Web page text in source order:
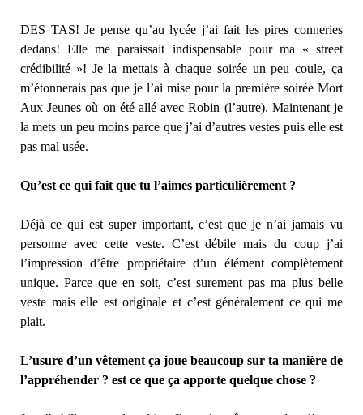
DES TAS! Je pense qu’au lycée j’ai fait les pires conneries
dedans! Elle me paraissait indispensable pour ma « street
crédibilité »! Je la mettais à chaque soirée un peu coule, ça
m’étonnerais pas que je l’ai mise pour la première soirée Mort
Aux Jeunes où on été allé avec Robin (l’autre). Maintenant je
la mets un peu moins parce que j’ai d’autres vestes puis elle est
pas mal usée.
Qu’est ce qui fait que tu l’aimes particulièrement ?
Déjà ce qui est super important, c’est que je n’ai jamais vu
personne avec cette veste. C’est débile mais du coup j’ai
l’impression d’être propriétaire d’un élément complètement
unique. Parce que en soit, c’est surement pas ma plus belle
veste mais elle est originale et c’est généralement ce qui me
plait.
L’usure d’un vêtement ça joue beaucoup sur ta manière de
l’appréhender ? est ce que ça apporte quelque chose ?